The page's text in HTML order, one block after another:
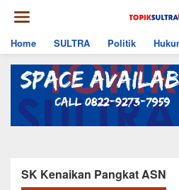
content
Home
SULTRA Politik
SK Kenaikan Pangkat ASN